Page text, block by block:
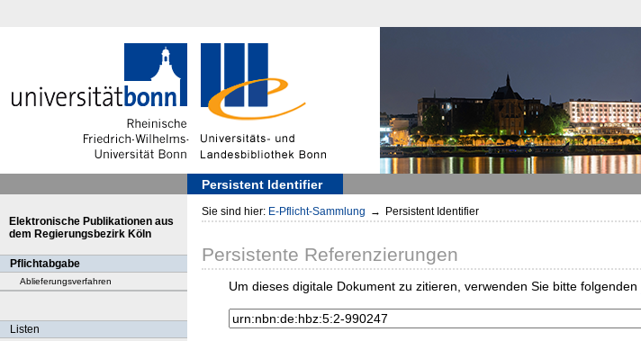
Persistent Identifier
Elektronische Publikationen aus
dem Regierungsbezirk Köln
Pflichtabgabe
Ablieferungsverfahren
Listen
Sie sind hier: E-Pflicht-Sammlung → Persistent Identifier
Persistente Referenzierungen
Um dieses digitale Dokument zu zitieren, verwenden Sie bitte folgenden